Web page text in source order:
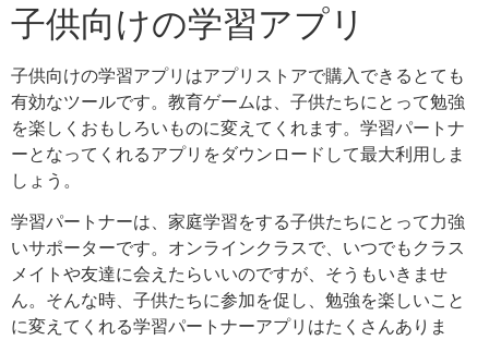
子供向けの学習アプリ
子供向けの学習アプリはアプリストアで購入できるとても
有効なツールです。教育ゲームは、子供たちにとって勉強
を楽しくおもしろいものに変えてくれます。学習パートナ
ーとなってくれるアプリをダウンロードして最大利用しま
しょう。
学習パートナーは、家庭学習をする子供たちにとって力強
いサポーターです。オンラインクラスで、いつでもクラス
メイトや友達に会えたらいいのですが、そうもいきませ
ん。そんな時、子供たちに参加を促し、勉強を楽しいこと
に変えてくれる学習パートナーアプリはたくさんありま